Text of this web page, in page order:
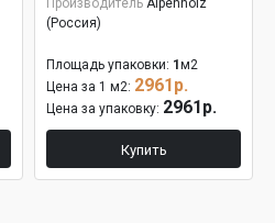
Производитель Alpenholz
(Россия)
Площадь упаковки: 1 м2
Цена за 1 м2: 2961р.
Цена за упаковку: 2961р.
Купить